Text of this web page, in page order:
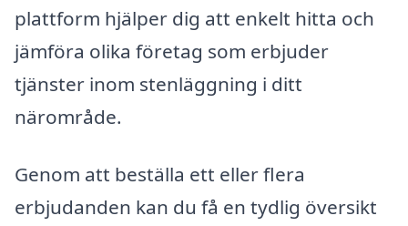
plattform hjälper dig att enkelt hitta och
jämföra olika företag som erbjuder
tjänster inom stenläggning i ditt
närområde.
Genom att beställa ett eller flera
erbjudanden kan du få en tydlig översikt